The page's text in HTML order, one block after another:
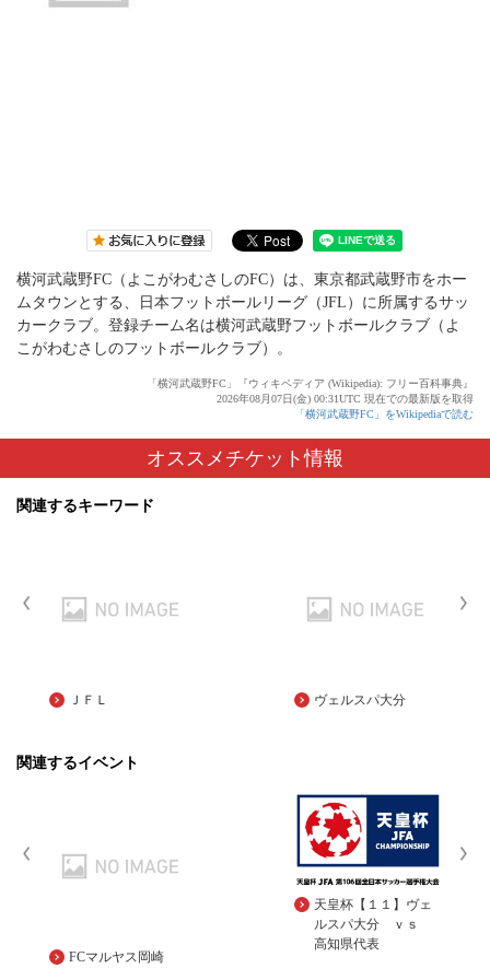
横河武蔵野FC（よこがわむさしのFC）は、東京都武蔵野市をホー
ムタウンとする、日本フットボールリーグ（JFL）に所属するサッ
カークラブ。登録チーム名は横河武蔵野フットボールクラブ（よ
こがわむさしのフットボールクラブ）。
「横河武蔵野FC」『ウィキペディア (Wikipedia): フリー百科事典』
2026年08月07日(金) 00:31UTC 現在での最新版を取得
「横河武蔵野FC」をWikipediaで読む
オススメチケット情報
関連するキーワード
ＪＦＬ ヴェルスパ大分
関連するイベント
FCマルヤス岡崎
天皇杯【１１】ヴェ
ルスパ大分 ｖｓ
高知県代表